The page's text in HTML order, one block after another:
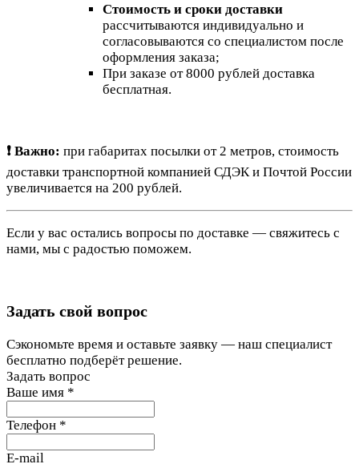
Стоимость и сроки доставки
рассчитываются индивидуально и
согласовываются со специалистом после
оформления заказа;
При заказе от 8000 рублей доставка
бесплатная.
❗ Важно: при габаритах посылки от 2 метров, стоимость
доставки транспортной компанией СДЭК и Почтой России
увеличивается на 200 рублей.
Если у вас остались вопросы по доставке — свяжитесь с
нами, мы с радостью поможем.
Задать свой вопрос
Сэкономьте время и оставьте заявку — наш специалист
бесплатно подберёт решение.
Задать вопрос
Ваше имя *
Телефон *
E-mail